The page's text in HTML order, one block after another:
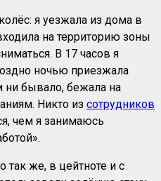
я уезжала из дома в
на территорию зоны
В 17 часов я
ночью приезжала
ни бывало, бежала на
Никто из сотрудников
чем я занимаюсь
же, в цейтноте и с